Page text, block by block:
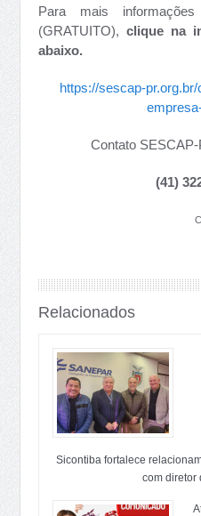
Para mais
(GRATUITO),clique na
abaixo.
https://sescap-
Contato
(41)
Relacionados
Sicontiba fortalece
com diretor